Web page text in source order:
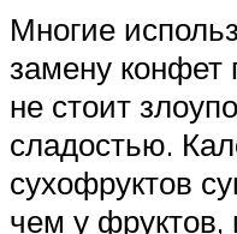
Многие
замену конфет
не стоит
сладостью.
сухофруктов
чем у фруктов,